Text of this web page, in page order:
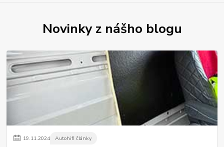
Novinky z nášho blogu
19.11.2024 Autohifi články